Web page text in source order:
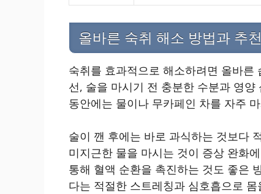
올바른 숙취 해소 방법과 추
숙취를 효과적으로 해소하려면 올바
선, 술을 마시기 전 충분한 수분과 영
동안에는 물이나 무카페인 차를 자주
술이 깬 후에는 바로 과식하는 것보다
미지근한 물을 마시는 것이 증상 완화
통해 혈액 순환을 촉진하는 것도 좋은
다는 적절한 스트레칭과 심호흡으로